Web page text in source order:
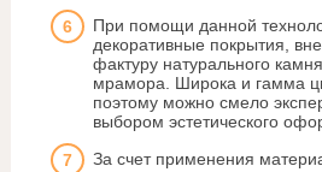
При помощи данной
декоративные покрытия,
фактуру натурального
мрамора. Широка и гамма
поэтому можно смело
выбором эстетического
За счет применения